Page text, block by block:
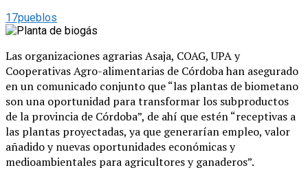
17pueblos
Las organizaciones agrarias Asaja, COAG, UPA y
Cooperativas Agro-alimentarias de Córdoba han asegurado
en un comunicado conjunto que “las plantas de biometano
son una oportunidad para transformar los subproductos
de la provincia de Córdoba”, de ahí que estén “receptivas a
las plantas proyectadas, ya que generarían empleo, valor
añadido y nuevas oportunidades económicas y
medioambientales para agricultores y ganaderos”.